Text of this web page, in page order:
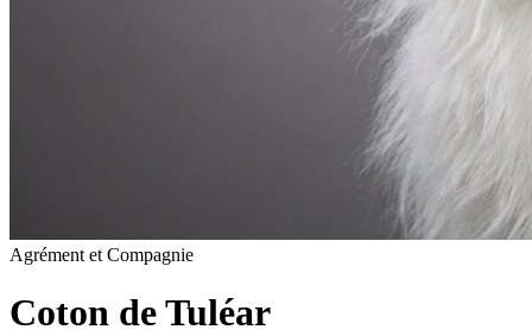
Agrément et Compagnie
Coton de Tuléar